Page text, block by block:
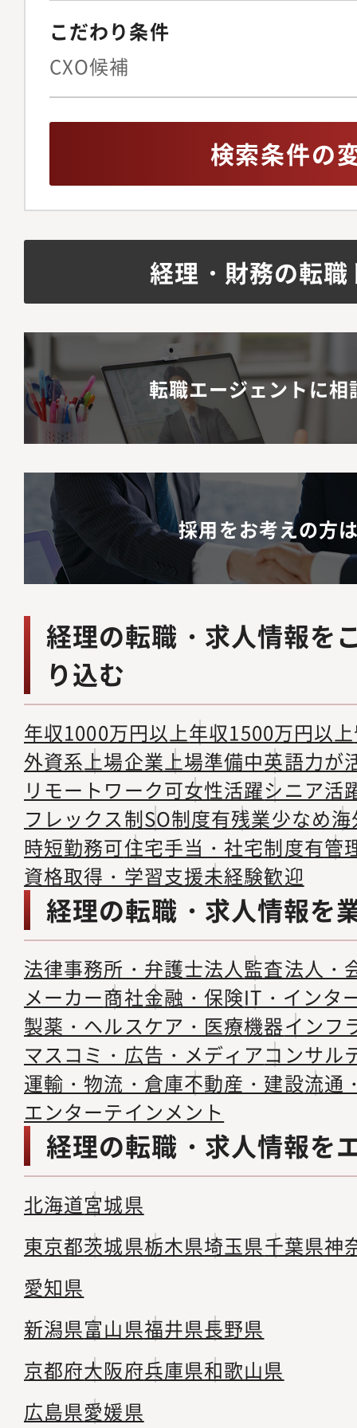
こだわり条件
CXO候補
検索条件の
経理・財務の転
転職エージェントに相
採用をお考えの方
経理の転職・求人情報を
り込む
年収1000万円以上年収1500万円以上
外資系上場企業上場準備中英語力が
リモートワーク可女性活躍シニア活
フレックス制SO制度有残業少なめ
時短勤務可住宅手当・社宅制度有管
資格取得・学習支援未経験歓迎
経理の転職・求人情報を
法律事務所・弁護士法人監査法人・
メーカー商社金融・保険IT・インタ
製薬・ヘルスケア・医療機器インフ
マスコミ・広告・メディアコンサル
運輸・物流・倉庫不動産・建設流通
エンターテインメント
経理の転職・求人情報を
北海道宮城県
東京都茨城県栃木県埼玉県千葉県神
愛知県
新潟県富山県福井県長野県
京都府大阪府兵庫県和歌山県
広島県愛媛県